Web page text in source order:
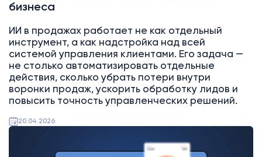
бизнеса
ИИ в продажах работает не как отдельный
инструмент, а как надстройка над всей
системой управления клиентами. Его задача —
не столько автоматизировать отдельные
действия, сколько убрать потери внутри
воронки продаж, ускорить обработку лидов и
повысить точность управленческих решений.
20.04.2026
Битрикс24